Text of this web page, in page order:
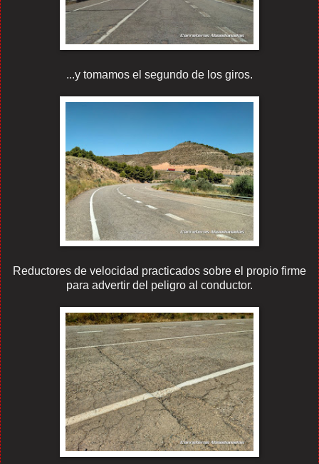
...y tomamos el segundo de los giros.
Reductores de velocidad practicados sobre el propio firme
para advertir del peligro al conductor.